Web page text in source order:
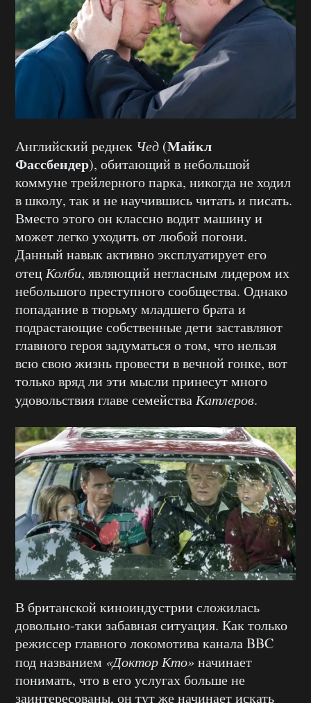
Английский реднек Чед (Майкл
Фассбендер), обитающий в небольшой
коммуне трейлерного парка, никогда не ходил
в школу, так и не научившись читать и писать.
Вместо этого он классно водит машину и
может легко уходить от любой погони.
Данный навык активно эксплуатирует его
отец Колби, являющий негласным лидером их
небольшого преступного сообщества. Однако
попадание в тюрьму младшего брата и
подрастающие собственные дети заставляют
главного героя задуматься о том, что нельзя
всю свою жизнь провести в вечной гонке, вот
только вряд ли эти мысли принесут много
удовольствия главе семейства Катлеров.
В британской киноиндустрии сложилась
довольно-таки забавная ситуация. Как только
режиссер главного локомотива канала BBC
под названием «Доктор Кто»начинает
понимать, что в его услугах больше не
заинтересованы, он тут же начинает искать